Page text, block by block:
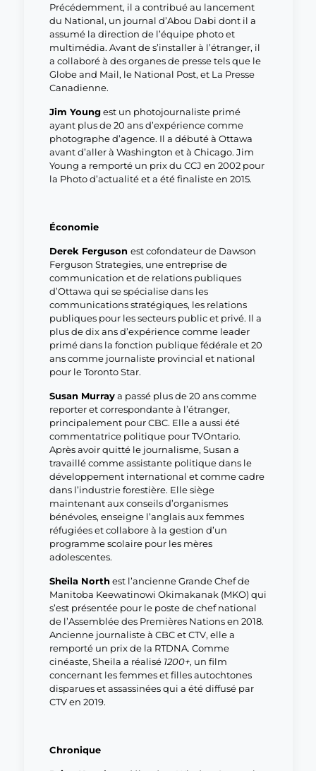
Précédemment, il a contribué au lancement
du National, un journal d’Abou Dabi dont il a
assumé la direction de l’équipe photo et
multimédia. Avant de s’installer à l’étranger, il
a collaboré à des organes de presse tels que le
Globe and Mail, le National Post, et La Presse
Canadienne.
Jim Youngest un photojournaliste primé
ayant plus de 20 ans d’expérience comme
photographe d’agence. Il a débuté à Ottawa
avant d’aller à Washington et à Chicago. Jim
Young a remporté un prix du CCJ en 2002 pour
la Photo d’actualité et a été finaliste en 2015.
Économie
Derek Ferguson est cofondateur de Dawson
Ferguson Strategies, une entreprise de
communication et de relations publiques
d’Ottawa qui se spécialise dans les
communications stratégiques, les relations
publiques pour les secteurs public et privé. Il a
plus de dix ans d’expérience comme leader
primé dans la fonction publique fédérale et 20
ans comme journaliste provincial et national
pour le Toronto Star.
Susan Murraya passé plus de 20 ans comme
reporter et correspondante à l’étranger,
principalement pour CBC. Elle a aussi été
commentatrice politique pour TVOntario.
Après avoir quitté le journalisme, Susan a
travaillé comme assistante politique dans le
développement international et comme cadre
dans l’industrie forestière. Elle siège
maintenant aux conseils d’organismes
bénévoles, enseigne l’anglais aux femmes
réfugiées et collabore à la gestion d’un
programme scolaire pour les mères
adolescentes.
Sheila Northest l’ancienne Grande Chef de
Manitoba Keewatinowi Okimakanak (MKO) qui
s’est présentée pour le poste de chef national
de l’Assemblée des Premières Nations en 2018.
Ancienne journaliste à CBC et CTV, elle a
remporté un prix de la RTDNA. Comme
cinéaste, Sheila a réalisé 1200+, un film
concernant les femmes et filles autochtones
disparues et assassinées qui a été diffusé par
CTV en 2019.
Chronique